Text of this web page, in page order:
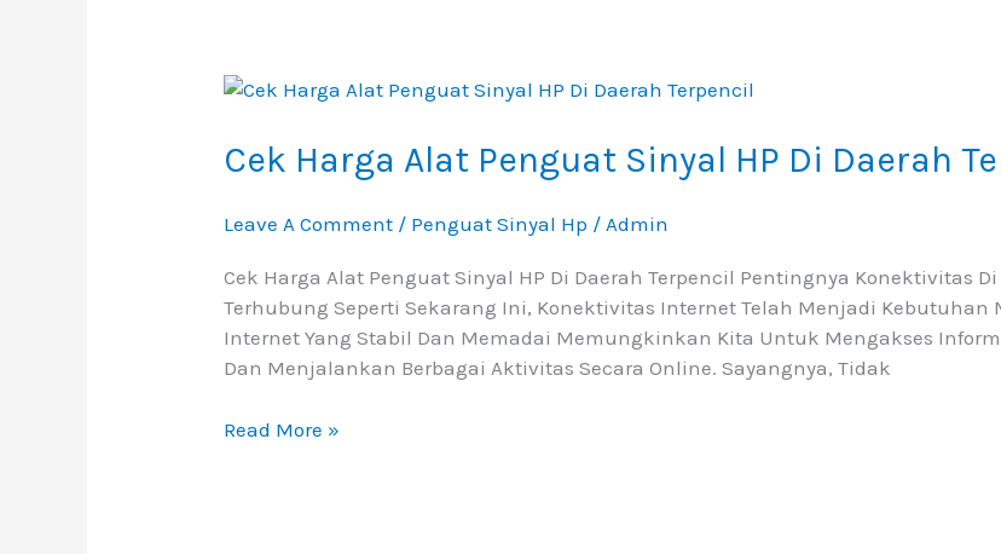
Cek Harga Alat Penguat Sinyal HP Di Daerah
Leave A Comment / Penguat Sinyal Hp / Admin
Cek Harga Alat Penguat Sinyal HP Di Daerah Terpencil Pentingnya Konektivitas
Terhubung Seperti Sekarang Ini, Konektivitas Internet Telah Menjadi Kebutuhan
Internet Yang Stabil Dan Memadai Memungkinkan Kita Untuk Mengakses
Dan Menjalankan Berbagai Aktivitas Secara Online. Sayangnya, Tidak
Cek
Alat
Penguat
HP
Di
Daerah
Terpencil
Read More »